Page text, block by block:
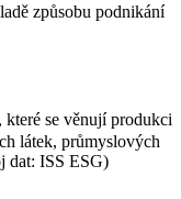
způsobu podnikání
se věnují produkci
látek, průmyslových
dat: ISS ESG)